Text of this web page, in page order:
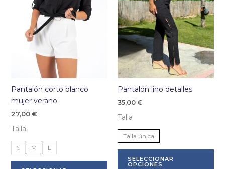
página
producto
en
la
de
Pantalón corto blanco
mujer verano
27,00 €
Talla
S M L
Este
Pantalón lino detalles
35,00 €
Talla
Talla única
SELECCIONAR
OPCIONES